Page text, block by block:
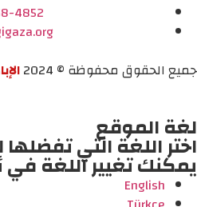
4852
جميع الحقوق محفوظة © 2024
لغة الموقع
اختر اللغة التي
يمكنك تغيير اللغة
English